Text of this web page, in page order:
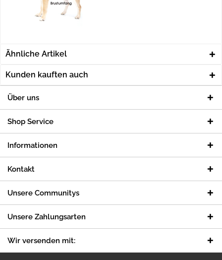
Ähnliche Artikel
Kunden kauften auch
Über uns
Shop Service
Informationen
Kontakt
Unsere Communitys
Unsere Zahlungsarten
Wir versenden mit: